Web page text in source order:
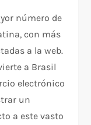
número de
con más
a la web.
a Brasil
electrónico
un
a este vasto